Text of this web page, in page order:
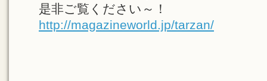
是非ご覧ください～！
http://magazineworld.jp/tarzan/